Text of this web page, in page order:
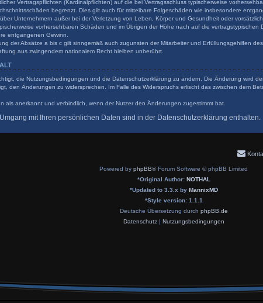
Vertragspflichten (Kardinalpflichten) auf die bei Vertragsschluss typischerweise
begrenzt. Dies gilt auch für mittelbare Folgeschäden wie insbesondere
Unternehmern außer bei der Verletzung von Leben, Körper und Gesundheit oder
vorhersehbaren Schäden und im Übrigen der Höhe nach auf die
entgangenen Gewinn.
der Absätze a bis c gilt sinngemäß auch zugunsten der Mitarbeiter und Erfüllungsgehilfen des
aus zwingendem nationalem Recht bleiben unberührt.
die Nutzungsbedingungen und die Datenschutzerklärung zu ändern. Die Änderung wird
den Änderungen zu widersprechen. Im Falle des Widerspruchs erlischt das zwischen dem
als anerkannt und verbindlich, wenn der Nutzer den Änderungen zugestimmt hat.
mit Ihren persönlichen Daten sind in der Datenschutzerklärung enthalten.
Powered by phpBB® Forum Software © phpBB Limited
*Original Author: NOTHAL
*Updated to 3.3.x by MannixMD
*Style version: 1.1.1
Deutsche Übersetzung durch phpBB.de
Datenschutz| Nutzungsbedingungen